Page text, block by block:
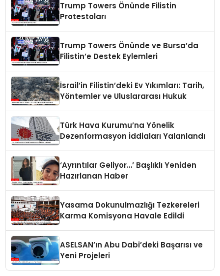
Trump Towers Önünde Filistin
Protestoları
Trump Towers Önünde ve Bursa’da
Filistin’e Destek Eylemleri
İsrail’in Filistin’deki Ev Yıkımları: Tarih,
Yöntemler ve Uluslararası Hukuk
Türk Hava Kurumu’na Yönelik
Dezenformasyon İddiaları Yalanlandı
‘Ayrıntılar Geliyor…’ Başlıklı Yeniden
Hazırlanan Haber
Yasama Dokunulmazlığı Tezkereleri
Karma Komisyona Havale Edildi
ASELSAN’ın Abu Dabi’deki Başarısı ve
Yeni Projeleri